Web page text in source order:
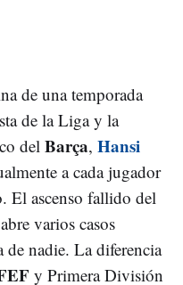
de una temporada
de la Liga y la
del Barça, Hansi
a cada jugador
El ascenso fallido del
varios casos
de nadie. La diferencia
y Primera División